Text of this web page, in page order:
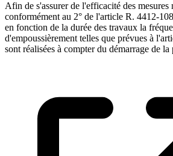
Afin de s'assurer de l'efficacité des mesures
conformément au 2° de l'article R. 4412-
en fonction de la durée des travaux la
d'empoussièrement telles que prévues à
sont réalisées à compter du démarrage de la